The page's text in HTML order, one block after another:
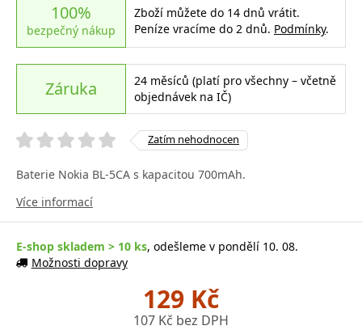
100%
bezpečný nákup
Zboží můžete do 14 dnů vrátit.
Peníze vracíme do 2 dnů. Podmínky.
Záruka
24 měsíců (platí pro všechny – včetně
objednávek na IČ)
Zatím nehodnocen
Baterie Nokia BL-5CA s kapacitou 700mAh.
Více informací
E-shop skladem > 10 ks, odešleme v pondělí 10. 08.
Možnosti dopravy
129 Kč
107 Kč bez DPH